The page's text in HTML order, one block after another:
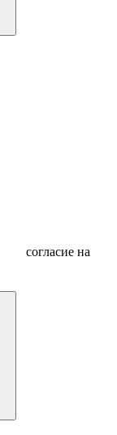
согласие на